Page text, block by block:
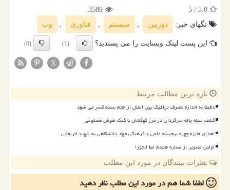
5.0
/ 5
3589
تگهای خبر:
دوربین , سیستم , فناوری , وب
این پست لینک وبسایت را می پسندید؟ (1)
(0)
X
تازه ترین مطالب مرتبط
دقیقا به اندازه مصرف ترافیک بین الملل از حجم بسته کسر می شود
کشف سیاه چاله سرگردان در مرز کهکشان با کمک هوش مصنوعی
اهدای جایزه چهره برجسته علمی و فرهنگی جهاد دانشگاهی به شهید لاریجانی
اولین تصویر از ستاره همدم ابط الجوزا
نظرات بینندگان در مورد این مطلب
لطفا شما همدر مورد این مطلبنظر دهید